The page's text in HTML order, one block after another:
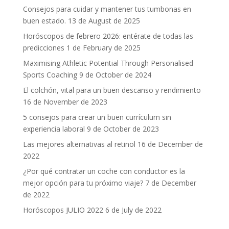
Consejos para cuidar y mantener tus tumbonas en
buen estado. 13 de August de 2025
Horóscopos de febrero 2026: entérate de todas las
predicciones 1 de February de 2025
Maximising Athletic Potential Through Personalised
Sports Coaching 9 de October de 2024
El colchón, vital para un buen descanso y rendimiento
16 de November de 2023
5 consejos para crear un buen currículum sin
experiencia laboral 9 de October de 2023
Las mejores alternativas al retinol 16 de December de
2022
¿Por qué contratar un coche con conductor es la
mejor opción para tu próximo viaje? 7 de December
de 2022
Horóscopos JULIO 2022 6 de July de 2022